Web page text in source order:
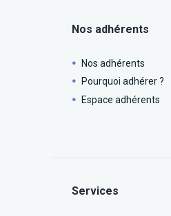
Nos adhérents
Nos adhérents
Pourquoi adhérer ?
Espace adhérents
Services